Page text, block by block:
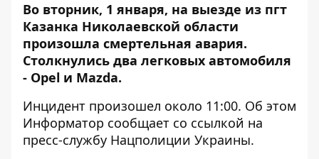
Во вторник, 1 января, на выезде из пгт
Казанка Николаевской области
произошла смертельная авария.
Столкнулись два легковых автомобиля
- Opel и Mazda.
Инцидент произошел около 11:00. Об этом
Информатор сообщает со ссылкой на
пресс-службу Нацполиции Украины.